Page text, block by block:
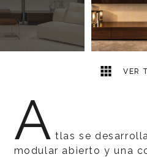
VER
A tlas se
modular abierto y una